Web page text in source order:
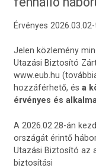
Érvényes
Jelen közlemény
Utazási Biztosító
www.eub.hu
hozzáférhető, és a
érvényes és
A 2026.02.28-án
országát érintő
Utazási Biztosító az
biztosítási